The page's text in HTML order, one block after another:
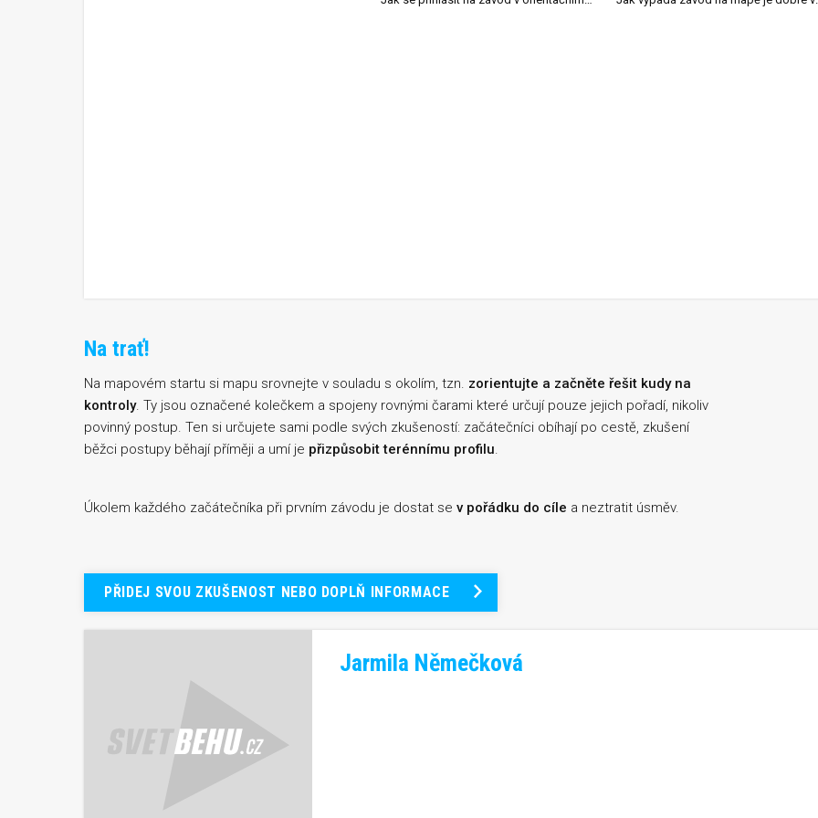
Na trať!
Na mapovém startu si mapu srovnejte v souladu s okolím, tzn. zorientujte a začněte řešit kudy na
kontroly. Ty jsou označené kolečkem a spojeny rovnými čarami které určují pouze jejich pořadí, nikoliv
povinný postup. Ten si určujete sami podle svých zkušeností: začátečníci obíhají po cestě, zkušení
běžci postupy běhají příměji a umí je přizpůsobit terénnímu profilu.
Úkolem každého začátečníka při prvním závodu je dostat se v pořádku do cíle a neztratit úsměv.
PŘIDEJ SVOU ZKUŠENOST NEBO DOPLŇ INFORMACE
Jarmila Němečková